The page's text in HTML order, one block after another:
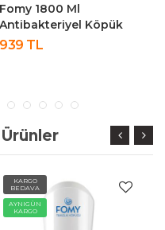
Fomy 1800 Ml
Antibakteriyel Köpük
Sabun Yedek Şişe - 6
939 TL
KARGO
BEDAVA
AYNIGÜN
KARGO